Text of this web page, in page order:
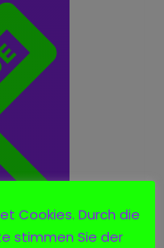
Cookies. Durch die
stimmen Sie der